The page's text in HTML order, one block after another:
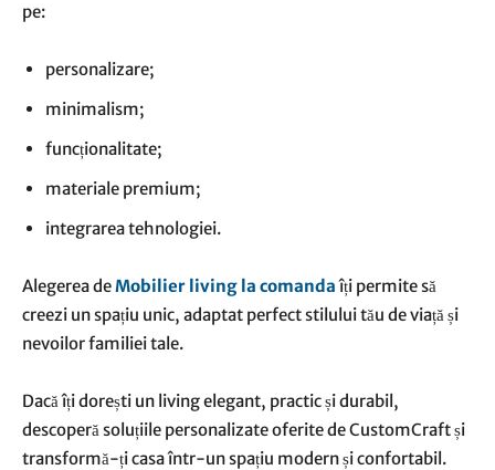
pe:
personalizare;
minimalism;
funcționalitate;
materiale premium;
integrarea tehnologiei.
Alegerea deMobilier living la comandaîți permite să
creezi un spațiu unic, adaptat perfect stilului tău de viață și
nevoilor familiei tale.
Dacă îți dorești un living elegant, practic și durabil,
descoperă soluțiile personalizate oferite de CustomCraft și
transformă-ți casa într-un spațiu modern și confortabil.